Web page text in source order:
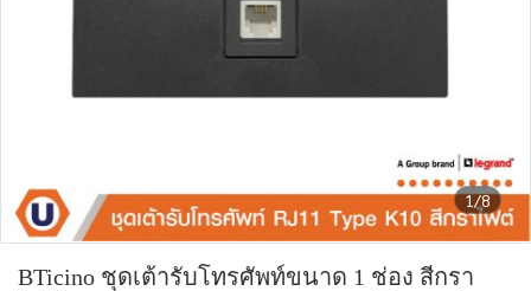
1/8
BTicino ชุดเต้ารับโทรศัพท์ขนาด 1 ช่อง สีกรา